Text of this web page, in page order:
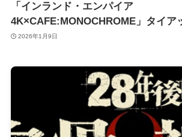
「インランド・エンパイア
4K×CAFE:MONOCHROME」タイア
2026年1月9日